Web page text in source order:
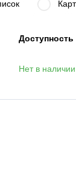
Доступность
Нет в наличии